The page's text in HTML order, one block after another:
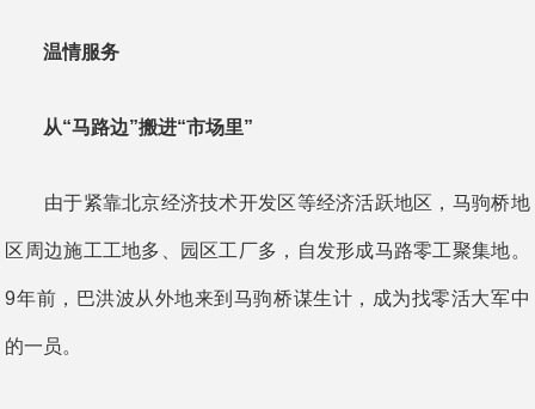
温情服务
从“马路边”搬进“市场里”
由于紧靠北京经济技术开发区等经济活跃地区，马驹桥地
区周边施工工地多、园区工厂多，自发形成马路零工聚集地。
9年前，巴洪波从外地来到马驹桥谋生计，成为找零活大军中
的一员。